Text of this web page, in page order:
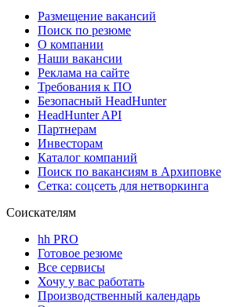
Размещение вакансий
Поиск по резюме
О компании
Наши вакансии
Реклама на сайте
Требования к ПО
Безопасный HeadHunter
HeadHunter API
Партнерам
Инвесторам
Каталог компаний
Поиск по вакансиям в Архиповке
Сетка: соцсеть для нетворкинга
Соискателям
hh PRO
Готовое резюме
Все сервисы
Хочу у вас работать
Производственный календарь